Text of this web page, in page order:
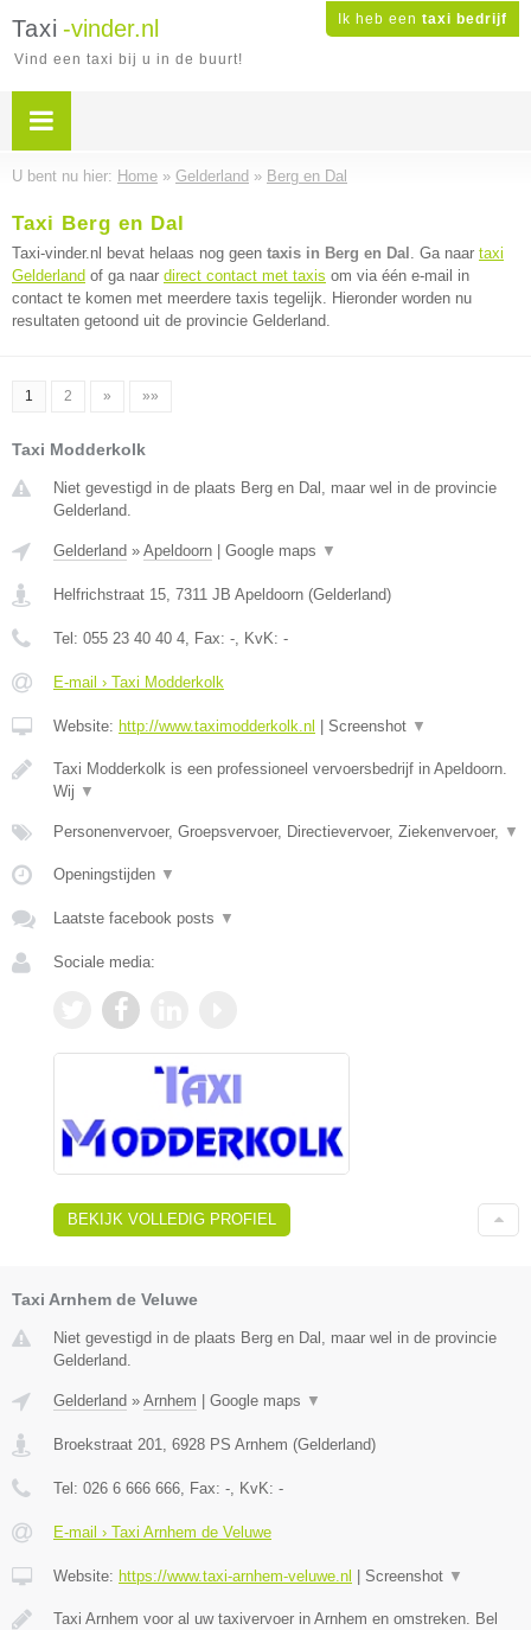
Ik heb een taxi bedrijf
Taxi -vinder.nl
Vind een taxi bij u in de buurt!
U bent nu hier: Home » Gelderland » Berg en Dal
Taxi Berg en Dal
Taxi-vinder.nl bevat helaas nog geen taxis in Berg en Dal . Ga naar taxi
Gelderland of ga naar direct contact met taxis om via één e-mail in
contact te komen met meerdere taxis tegelijk. Hieronder worden nu
resultaten getoond uit de provincie Gelderland.
1 2 » »»
Taxi Modderkolk
Niet gevestigd in de plaats Berg en Dal, maar wel in de provincie
Gelderland.
Gelderland » Apeldoorn Google maps ▼
Helfrichstraat 15, 7311 JB Apeldoorn (Gelderland)
Tel: 055 23 40 40 4, Fax: -, KvK: -
E-mail › Taxi Modderkolk
Website: http://www.taximodderkolk.nl Screenshot ▼
Taxi Modderkolk is een professioneel vervoersbedrijf in Apeldoorn.
Wij ▼
Personenvervoer, Groepsvervoer, Directievervoer, Ziekenvervoer, ▼
Openingstijden ▼
Laatste facebook posts ▼
Sociale media:
BEKIJK VOLLEDIG PROFIEL
Taxi Arnhem de Veluwe
Niet gevestigd in de plaats Berg en Dal, maar wel in de provincie
Gelderland.
Gelderland » Arnhem Google maps ▼
Broekstraat 201, 6928 PS Arnhem (Gelderland)
Tel: 026 6 666 666, Fax: -, KvK: -
E-mail › Taxi Arnhem de Veluwe
Website: https://www.taxi-arnhem-veluwe.nl Screenshot ▼
Taxi Arnhem voor al uw taxivervoer in Arnhem en omstreken. Bel